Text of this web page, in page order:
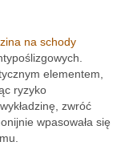
na schody
elementem,
ryzyko
zwróć
wpasowała się